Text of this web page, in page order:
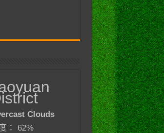
Clouds
： 62%